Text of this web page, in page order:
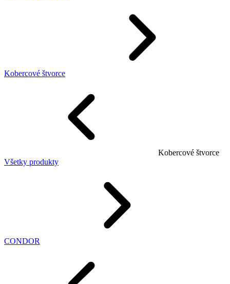
Kobercové štvorce
Kobercové štvorce
Všetky produkty
CONDOR